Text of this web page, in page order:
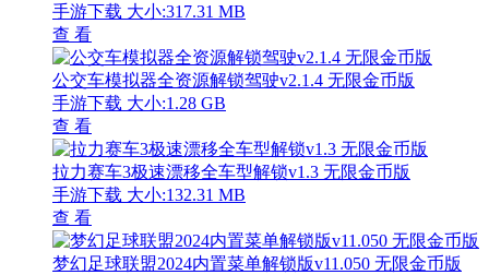
手游下载 大小:317.31 MB
查 看
公交车模拟器全资源解锁驾驶v2.1.4 无限金币版
手游下载 大小:1.28 GB
查 看
拉力赛车3极速漂移全车型解锁v1.3 无限金币版
手游下载 大小:132.31 MB
查 看
梦幻足球联盟2024内置菜单解锁版v11.050 无限金币版